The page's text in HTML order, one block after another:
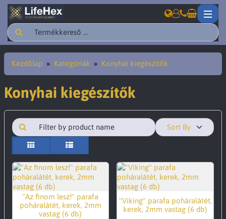
Kezdőlap Kategóriák Konyhai kiegészítők
Konyhai kiegészítők
Sort By
"Az finom lesz!" parafa
poháralátét, kerek, 2mm
vastag (6 db)
"Viking" parafa poháralátét,
kerek, 2mm vastag (6 db)